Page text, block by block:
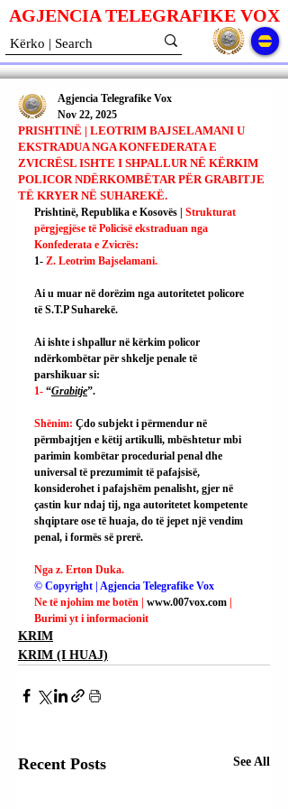
AGJENCIA TELEGRAFIKE VOX
PRISHTINË | LEOTRIM BAJSELAMANI U
EKSTRADUA NGA KONFEDERATA E
ZVICRËSL ISHTE I SHPALLUR NË KËRKIM
POLICOR NDËRKOMBËTAR PËR GRABITJE
TË KRYER NË SUHAREKË.
Agjencia Telegrafike Vox
Nov 22, 2025
Prishtinë, Republika e Kosovës | Strukturat
përgjegjëse të Policisë ekstraduan nga
Konfederata e Zvicrës:
1- Z. Leotrim Bajselamani.
Ai u muar në dorëzim nga autoritetet policore
të S.T.P Suharekë.
Ai ishte i shpallur në kërkim policor
ndërkombëtar për shkelje penale të
parshikuar si:
1- “Grabitje”.
Shënim: Çdo subjekt i përmendur në
përmbajtjen e këtij artikulli, mbështetur mbi
parimin kombëtar procedurial penal dhe
universal të prezumimit të pafajsisë,
konsiderohet i pafajshëm penalisht, gjer në
çastin kur ndaj tij, nga autoritetet kompetente
shqiptare ose të huaja, do të jepet një vendim
penal, i formës së prerë.
Nga z. Erton Duka.
© Copyright | Agjencia Telegrafike Vox
Ne të njohim me botën | www.007vox.com
Burimi yt i informacionit
KRIM
KRIM (I HUAJ)
Recent Posts See All